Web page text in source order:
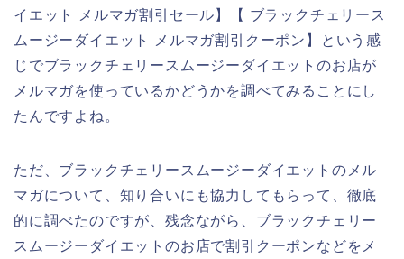
イエット メルマガ割引セール】【 ブラックチェリース
ムージーダイエット メルマガ割引クーポン】という感
じでブラックチェリースムージーダイエットのお店が
メルマガを使っているかどうかを調べてみることにし
たんですよね。
ただ、ブラックチェリースムージーダイエットのメル
マガについて、知り合いにも協力してもらって、徹底
的に調べたのですが、残念ながら、ブラックチェリー
スムージーダイエットのお店で割引クーポンなどをメ